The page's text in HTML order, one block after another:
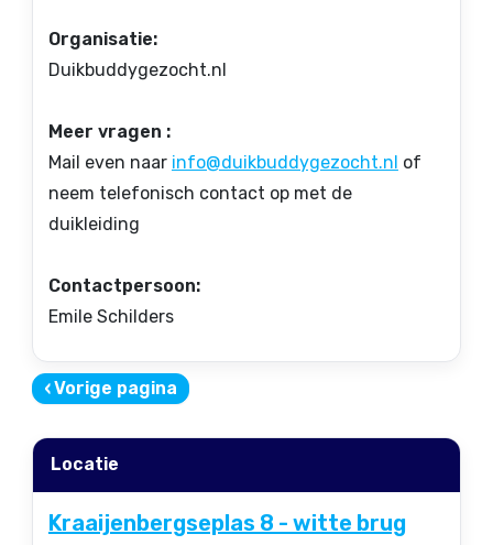
Organisatie:
Duikbuddygezocht.nl
Meer vragen :
Mail even naar info@duikbuddygezocht.nl of
neem telefonisch contact op met de
duikleiding
Contactpersoon:
Emile Schilders
‹Vorige pagina
Locatie
Kraaijenbergseplas 8 - witte brug